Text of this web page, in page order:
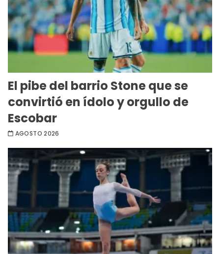
El pibe del barrio Stone que se
convirtió en ídolo y orgullo de
Escobar
AGOSTO 2026